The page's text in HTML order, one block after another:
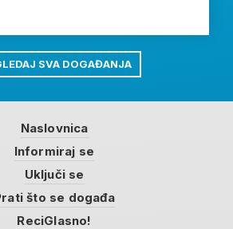
SVA DOGAĐANJA
Naslovnica
Informiraj se
Uključi se
što se događa
ReciGlasno!